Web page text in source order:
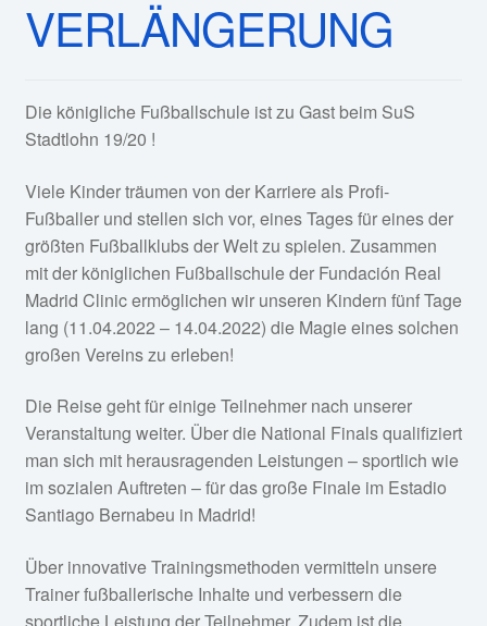
VERLÄNGERUNG
Die königliche Fußballschule ist zu Gast beim SuS
Stadtlohn 19/20 !
Viele Kinder träumen von der Karriere als Profi-
Fußballer und stellen sich vor, eines Tages für eines der
größten Fußballklubs der Welt zu spielen. Zusammen
mit der königlichen Fußballschule der Fundación Real
Madrid Clinic ermöglichen wir unseren Kindern fünf Tage
lang (11.04.2022 – 14.04.2022) die Magie eines solchen
großen Vereins zu erleben!
Die Reise geht für einige Teilnehmer nach unserer
Veranstaltung weiter. Über die National Finals qualifiziert
man sich mit herausragenden Leistungen – sportlich wie
im sozialen Auftreten – für das große Finale im Estadio
Santiago Bernabeu in Madrid!
Über innovative Trainingsmethoden vermitteln unsere
Trainer fußballerische Inhalte und verbessern die